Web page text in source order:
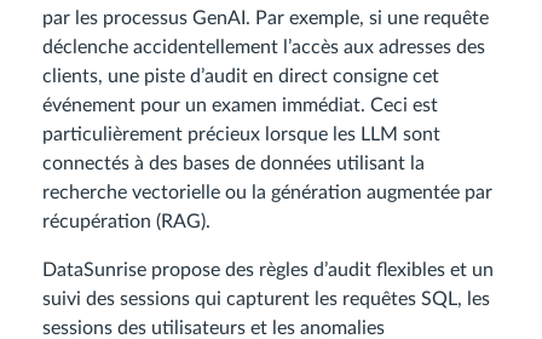
par les processus GenAI. Par exemple, si une requête
déclenche accidentellement l’accès aux adresses des
clients, une piste d’audit en direct consigne cet
événement pour un examen immédiat. Ceci est
particulièrement précieux lorsque les LLM sont
connectés à des bases de données utilisant la
recherche vectorielle ou la génération augmentée par
récupération (RAG).
DataSunrise propose des règles d’audit flexibles et un
suivi des sessions qui capturent les requêtes SQL, les
sessions des utilisateurs et les anomalies